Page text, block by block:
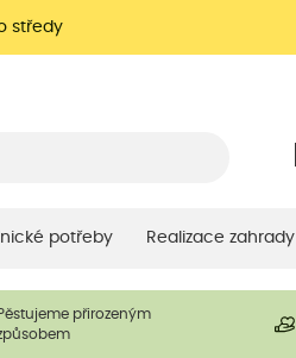
středy
potřeby Realizace zahrady
Pěstujeme přirozeným